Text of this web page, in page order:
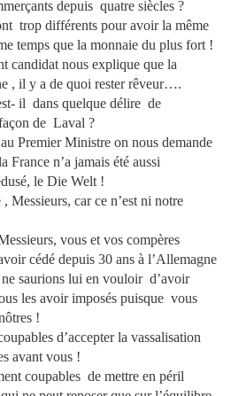
depuis quatre siècles ?
trop différents pour avoir la même
temps que la monnaie du plus fort !
candidat nous explique que la
, il y a de quoi rester rêveur….
il dans quelque délire de
de Laval ?
Premier Ministre on nous demande
n’a jamais été aussi
le Die Welt !
Messieurs, car ce n’est ni notre
vous et vos compères
cédé depuis 30 ans à l’Allemagne
saurions lui en vouloir d’avoir
les avoir imposés puisque vous
!
d’accepter la vassalisation
avant vous !
coupables de mettre en péril